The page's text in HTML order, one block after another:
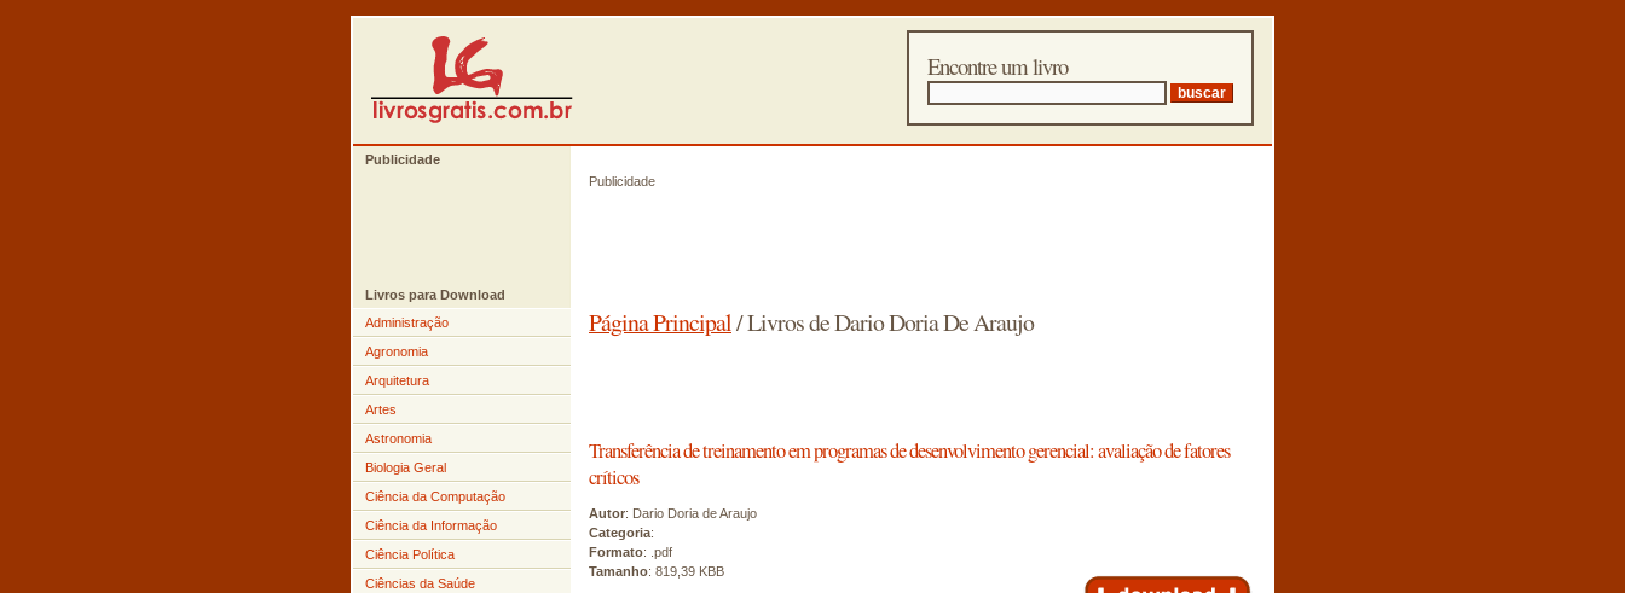
Encontre um livro
Publicidade
Livros para Download
Administração
Agronomia
Arquitetura
Artes
Astronomia
Biologia Geral
Ciência da Computação
Ciência da Informação
Ciência Política
Ciências da Saúde
Publicidade
Página Principal/ Livros de Dario Doria De Araujo
Transferência de treinamento em programas de desenvolvimento gerencial: avaliação de fatores
críticos
Autor: Dario Doria de Araujo
Categoria:
Formato: .pdf
Tamanho: 819,39 KBB